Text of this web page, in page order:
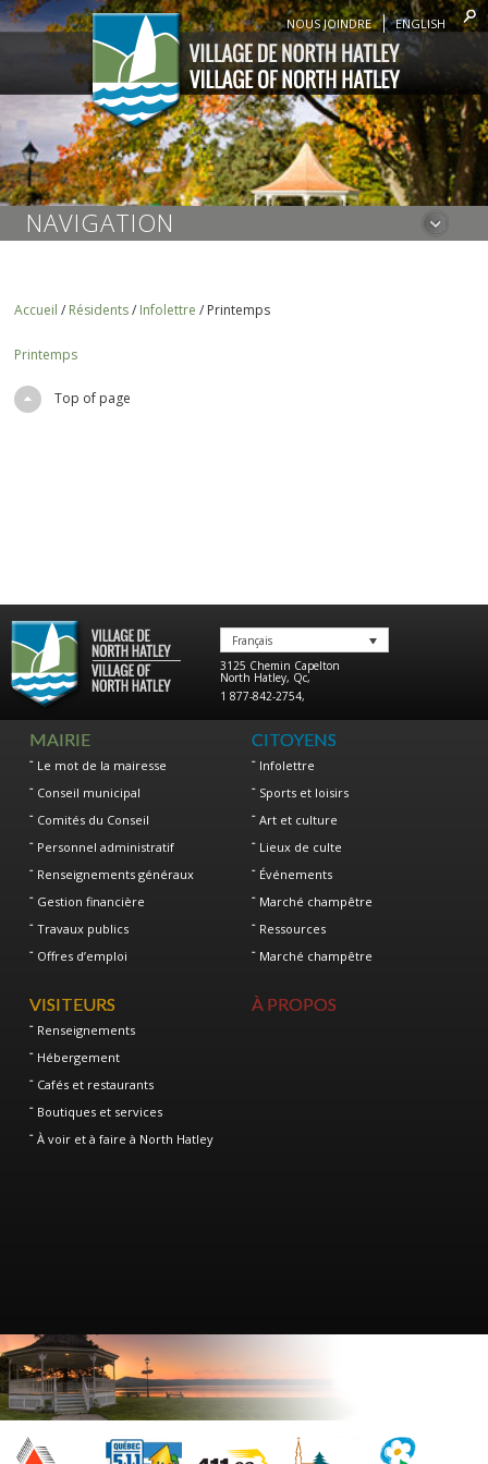
NOUS JOINDRE ENGLISH
NAVIGATION
Accueil / Résidents/ Infolettre / Printemps
Printemps
Top of page
Français
3125 Chemin Capelton
North Hatley, Qc,
1 877-842-2754,
MAIRIE
Le mot de la mairesse
Conseil municipal
Comités du Conseil
Personnel administratif
Renseignements généraux
Gestion financière
Travaux publics
Offres d’emploi
CITOYENS
Infolettre
Sports et loisirs
Art et culture
Lieux de culte
Événements
Marché champêtre
Ressources
Marché champêtre
VISITEURS
Renseignements
Hébergement
Cafés et restaurants
Boutiques et services
À voir et à faire à North Hatley
À PROPOS